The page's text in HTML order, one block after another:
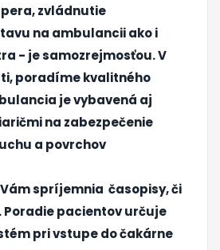
zvládnutie
na ambulancii ako i
- je samozrejmosťou. V
poradíme kvalitného
je vybavená aj
na zabezpečenie
a povrchov
spríjemnia časopisy, či
Poradie pacientov určuje
pri vstupe do čakárne